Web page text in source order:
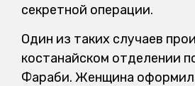
секретной операции.
Один из таких случаев
костанайском отделении
Фараби. Женщина